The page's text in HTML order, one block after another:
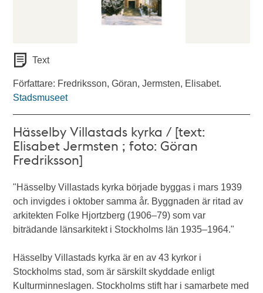
Text
Författare: Fredriksson, Göran, Jermsten, Elisabet.
Stadsmuseet
Hässelby Villastads kyrka / [text:
Elisabet Jermsten ; foto: Göran
Fredriksson]
"Hässelby Villastads kyrka började byggas i mars 1939
och invigdes i oktober samma år. Byggnaden är ritad av
arkitekten Folke Hjortzberg (1906–79) som var
biträdande länsarkitekt i Stockholms län 1935–1964."
Hässelby Villastads kyrka är en av 43 kyrkor i
Stockholms stad, som är särskilt skyddade enligt
Kulturminneslagen. Stockholms stift har i samarbete med